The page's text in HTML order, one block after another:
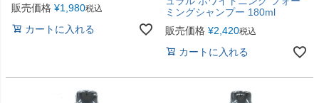
販売価格 ¥1,980税込
カートに入れる
ミングシャンプー 180ml
販売価格 ¥2,420税込
カートに入れる